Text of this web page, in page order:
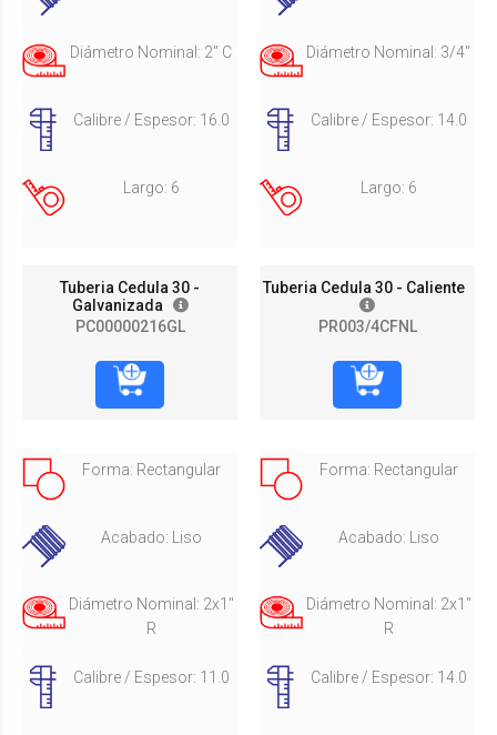
Diámetro Nominal: 2" C
Calibre / Espesor: 16.0
Largo: 6
Tuberia Cedula 30 -
Galvanizada
PC00000216GL
Diámetro Nominal: 3/4"
Calibre / Espesor: 14.0
Largo: 6
Tuberia Cedula 30 - Caliente
PR003/4CFNL
Forma: Rectangular
Acabado: Liso
Diámetro Nominal: 2x1"
R
Calibre / Espesor: 11.0
Forma: Rectangular
Acabado: Liso
Diámetro Nominal: 2x1"
R
Calibre / Espesor: 14.0